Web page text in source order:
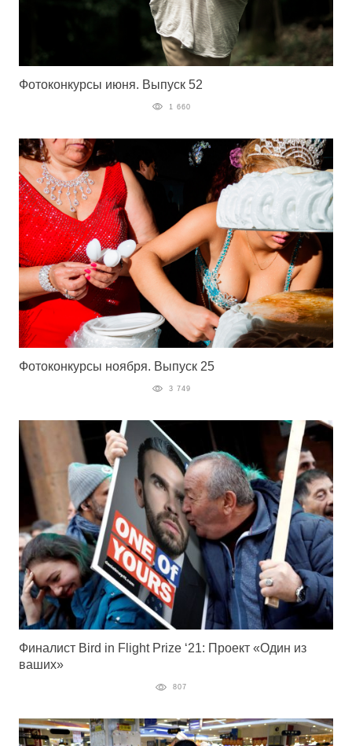
Фотоконкурсы июня. Выпуск 52
1 660
Фотоконкурсы ноября. Выпуск 25
3 749
Финалист Bird in Flight Prize ‘21: Проект «Один из
ваших»
807